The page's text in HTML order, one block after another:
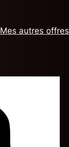
Mes autres offres